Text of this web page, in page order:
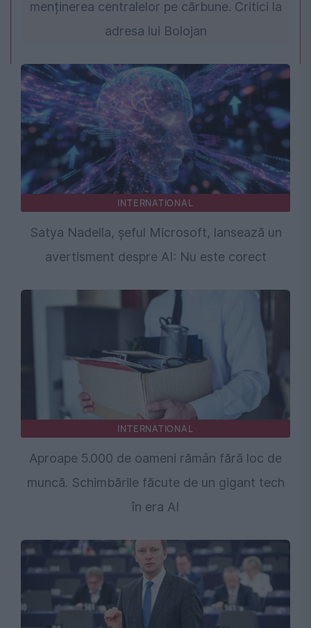
menținerea centralelor pe cărbune. Critici la
adresa lui Bolojan
INTERNATIONAL
Satya Nadella, șeful Microsoft, lansează un
avertisment despre AI: Nu este corect
INTERNATIONAL
Aproape 5.000 de oameni rămân fără loc de
muncă. Schimbările făcute de un gigant tech
în era AI